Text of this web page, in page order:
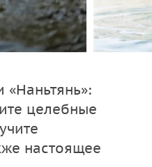
целебные
настоящее